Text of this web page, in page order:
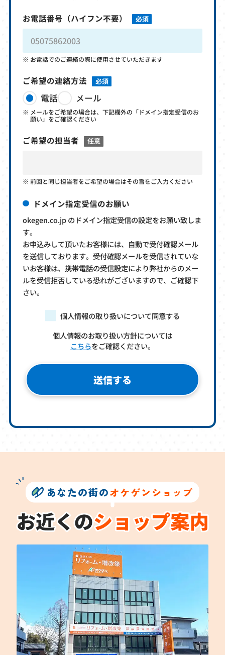
お電話番号 （ハイフン不要） 必須
お電話でのご連絡の際に使用させていただきます
ご希望の連絡方法 必須
電話 メール
メールをご希望の場合は、下記欄外の「ドメイン指定受信のお
願い」をご確認ください
ご希望の担当者 任意
前回と同じ担当者をご希望の場合はその旨をご入力ください
ドメイン指定受信のお願い
okegen.co.jp のドメイン指定受信の設定をお願い致しま
す。
お申込みして頂いたお客様には、自動で受付確認メール
を送信しております。受付確認メールを受信されていな
いお客様は、携帯電話の受信設定により弊社からのメー
ルを受信拒否している恐れがございますので、ご確認下
さい。
個人情報の取り扱いについて同意する
個人情報のお取り扱い方針については
こちらをご確認ください。
あなたの街のオケゲンショップ